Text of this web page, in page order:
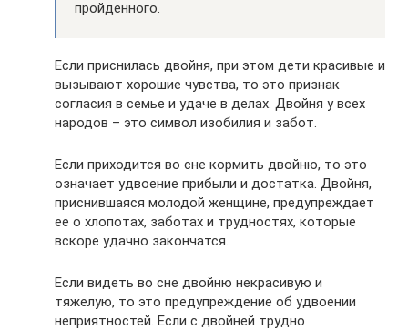
пройденного.
Если приснилась двойня, при этом дети красивые и
вызывают хорошие чувства, то это признак
согласия в семье и удаче в делах. Двойня у всех
народов – это символ изобилия и забот.
Если приходится во сне кормить двойню, то это
означает удвоение прибыли и достатка. Двойня,
приснившаяся молодой женщине, предупреждает
ее о хлопотах, заботах и трудностях, которые
вскоре удачно закончатся.
Если видеть во сне двойню некрасивую и
тяжелую, то это предупреждение об удвоении
неприятностей. Если с двойней трудно